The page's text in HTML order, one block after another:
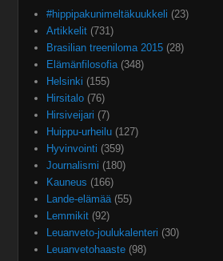
#hippipakunimeltäkuukkeli (23)
Artikkelit (731)
Brasilian treeniloma 2015 (28)
Elämänfilosofia(348)
Helsinki (155)
Hirsitalo (76)
Hirsiveijari (7)
Huippu-urheilu (127)
Hyvinvointi (359)
Journalismi (180)
Kauneus (166)
Lande-elämää(55)
Lemmikit (92)
Leuanveto-joulukalenteri (30)
Leuanvetohaaste (98)